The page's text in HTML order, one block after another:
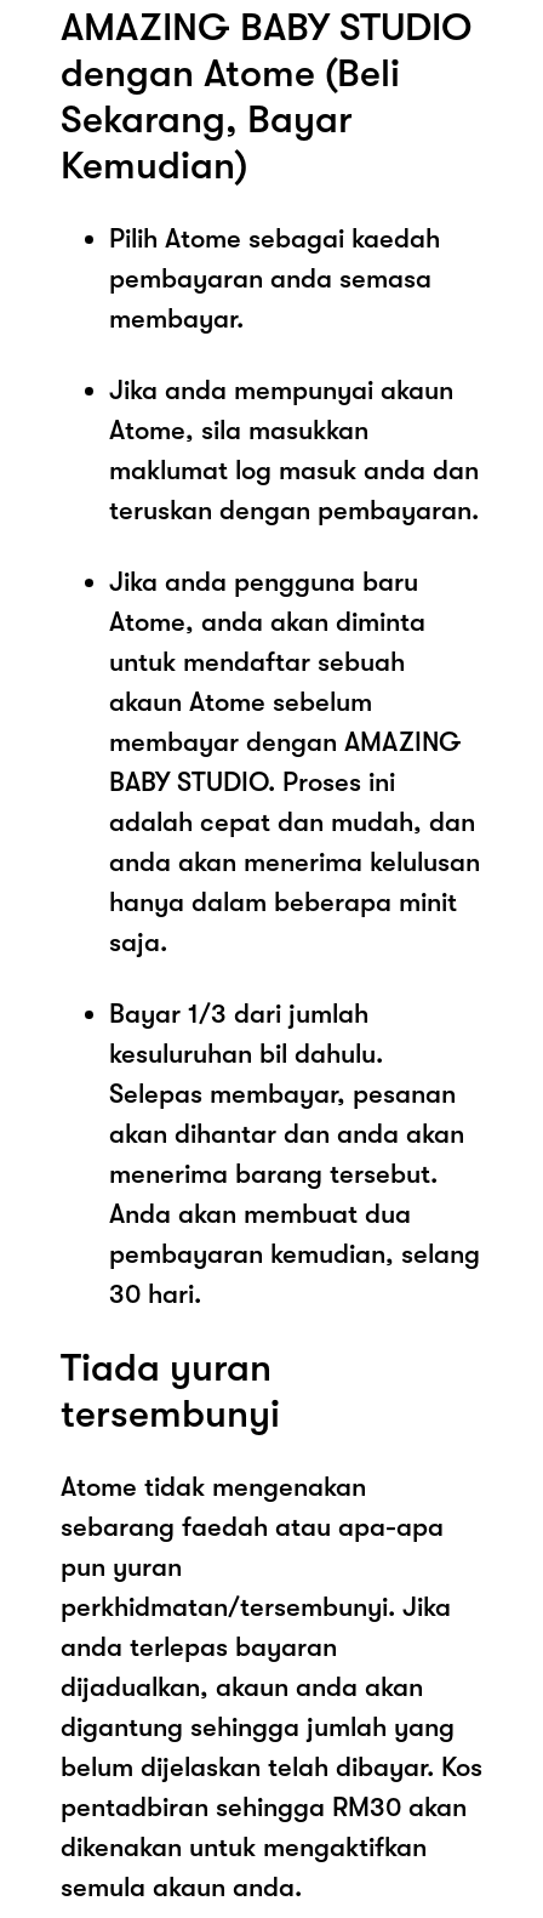
AMAZING BABY STUDIO
dengan Atome (Beli
Sekarang, Bayar
Kemudian)
Pilih Atome sebagai kaedah
pembayaran anda semasa
membayar.
Jika anda mempunyai akaun
Atome, sila masukkan
maklumat log masuk anda dan
teruskan dengan pembayaran.
Jika anda pengguna baru
Atome, anda akan diminta
untuk mendaftar sebuah
akaun Atome sebelum
membayar dengan AMAZING
BABY STUDIO. Proses ini
adalah cepat dan mudah, dan
anda akan menerima kelulusan
hanya dalam beberapa minit
saja.
Bayar 1/3 dari jumlah
kesuluruhan bil dahulu.
Selepas membayar, pesanan
akan dihantar dan anda akan
menerima barang tersebut.
Anda akan membuat dua
pembayaran kemudian, selang
30 hari.
Tiada yuran
tersembunyi
Atome tidak mengenakan
sebarang faedah atau apa-apa
pun yuran
perkhidmatan/tersembunyi. Jika
anda terlepas bayaran
dijadualkan, akaun anda akan
digantung sehingga jumlah yang
belum dijelaskan telah dibayar. Kos
pentadbiran sehingga RM30 akan
dikenakan untuk mengaktifkan
semula akaun anda.